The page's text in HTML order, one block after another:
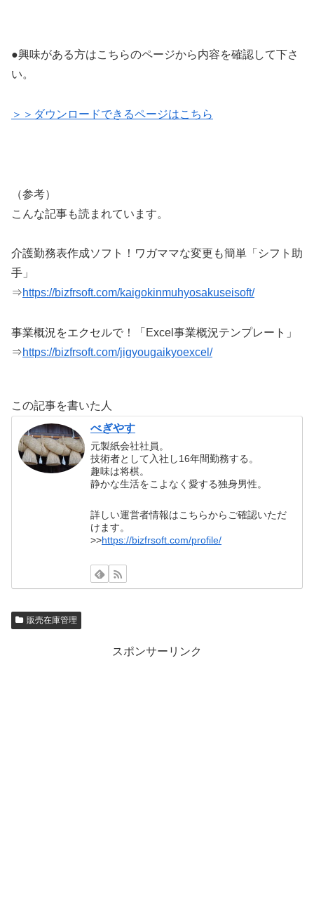
●興味がある方はこちらのページから内容を確認して下さ
い。
＞＞ダウンロードできるページはこちら
（参考）
こんな記事も読まれています。
介護勤務表作成ソフト！ワガママな変更も簡単「シフト助
手」
⇒https://bizfrsoft.com/kaigokinmuhyosakuseisoft/
事業概況をエクセルで！「Excel事業概況テンプレート」
⇒https://bizfrsoft.com/jigyougaikyoexcel/
この記事を書いた人
べぎやす
元製紙会社社員。
技術者として入社し16年間勤務する。
趣味は将棋。
静かな生活をこよなく愛する独身男性。
詳しい運営者情報はこちらからご確認いただ
けます。
>>https://bizfrsoft.com/profile/
販売在庫管理
スポンサーリンク